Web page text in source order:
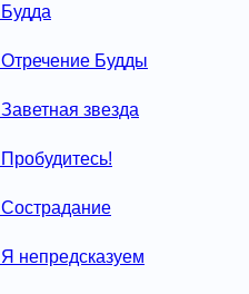
Будда
Отречение Будды
Заветная звезда
Пробудитесь!
Сострадание
Я непредсказуем